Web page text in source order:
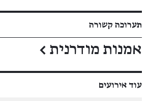
תערוכה קשורה
אמנות מודרנית ←
עוד אירועים